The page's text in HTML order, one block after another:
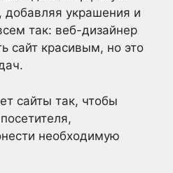
добавляя украшения и
так: веб-дизайнер
сайт красивым, но это
сайты так, чтобы
необходимую